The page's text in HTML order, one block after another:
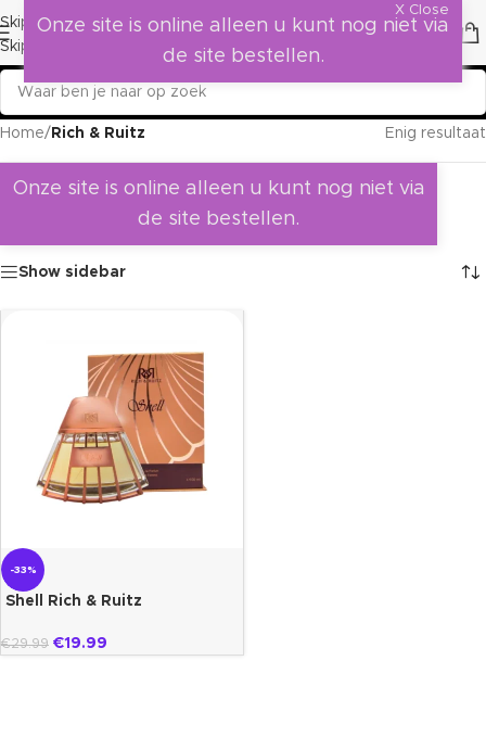
Skip to navigation
Skip to main content
Home/ Rich & Ruitz Enig resultaat
Onze site is online alleen u kunt nog niet via
de site bestellen.
Show sidebar
-33%
Shell Rich & Ruitz
€29.99 €19.99
X Close
Onze site is online alleen u kunt nog niet via
de site bestellen.